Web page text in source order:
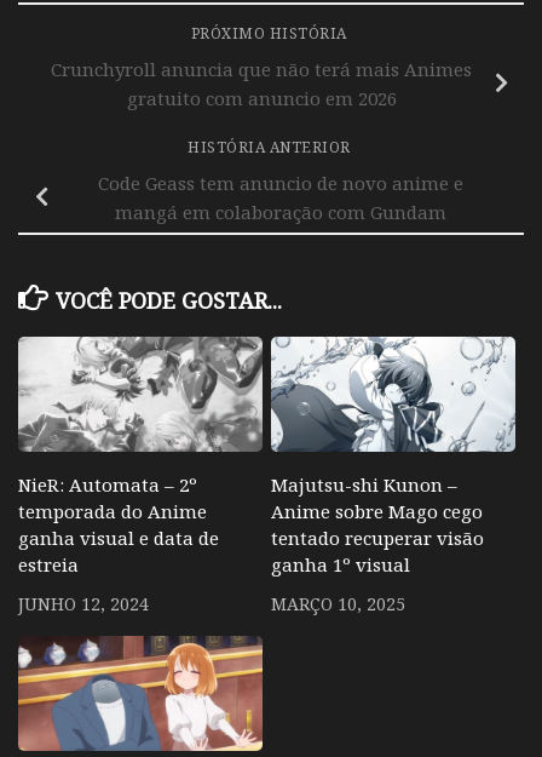
PRÓXIMO HISTÓRIA
Crunchyroll anuncia que não terá mais Animes
gratuito com anuncio em 2026
HISTÓRIA ANTERIOR
Code Geass tem anuncio de novo anime e
mangá em colaboração com Gundam
VOCÊ PODE GOSTAR...
NieR: Automata – 2º
temporada do Anime
ganha visual e data de
estreia
JUNHO 12, 2024
Majutsu-shi Kunon –
Anime sobre Mago cego
tentado recuperar visão
ganha 1º visual
MARÇO 10, 2025